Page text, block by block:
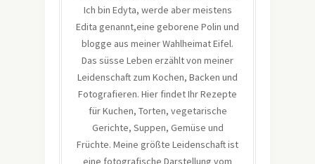
Ich bin Edyta, werde aber meistens
Edita genannt,eine geborene Polin und
blogge aus meiner Wahlheimat Eifel.
Das süsse Leben erzählt von meiner
Leidenschaft zum Kochen, Backen und
Fotografieren. Hier findet Ihr Rezepte
für Kuchen, Torten, vegetarische
Gerichte, Suppen, Gemüse und
Früchte. Meine größte Leidenschaft ist
eine fotografische Darstellung vom